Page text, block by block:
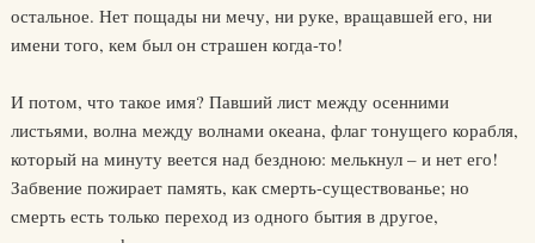
остальное. Нет пощады ни мечу, ни руке, вращавшей его, ни
имени того, кем был он страшен когда-то!
И потом, что такое имя? Павший лист между осенними
листьями, волна между волнами океана, флаг тонущего корабля,
который на минуту веется над бездною: мелькнул – и нет его!
Забвение пожирает память, как смерть-существованье; но
смерть есть только переход из одного бытия в другое,